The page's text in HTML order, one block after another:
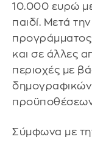
10.000 ευρώ
παιδί. Μετά
προγράμματος
και σε άλλες
περιοχές με
Σύμφωνα με